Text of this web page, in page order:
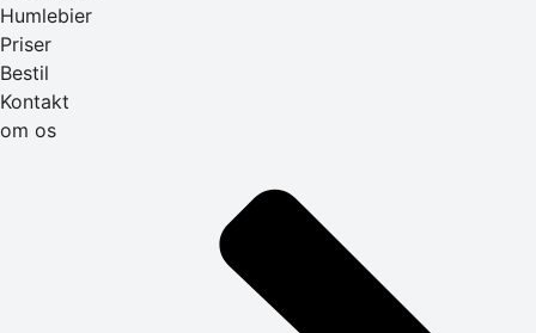
Humlebier
Priser
Bestil
Kontakt
om os